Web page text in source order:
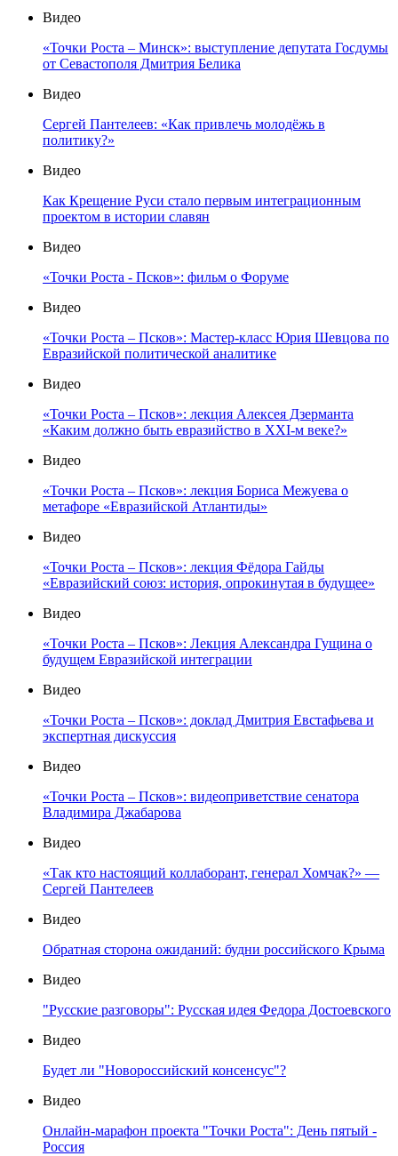
Видео
«Точки Роста – Минск»: выступление депутата Госдумы
от Севастополя Дмитрия Белика
Видео
Сергей Пантелеев: «Как привлечь молодёжь в
политику?»
Видео
Как Крещение Руси стало первым интеграционным
проектом в истории славян
Видео
«Точки Роста - Псков»: фильм о Форуме
Видео
«Точки Роста – Псков»: Мастер-класс Юрия Шевцова по
Евразийской политической аналитике
Видео
«Точки Роста – Псков»: лекция Алексея Дзерманта
«Каким должно быть евразийство в XXI-м веке?»
Видео
«Точки Роста – Псков»: лекция Бориса Межуева о
метафоре «Евразийской Атлантиды»
Видео
«Точки Роста – Псков»: лекция Фёдора Гайды
«Евразийский союз: история, опрокинутая в будущее»
Видео
«Точки Роста – Псков»: Лекция Александра Гущина о
будущем Евразийской интеграции
Видео
«Точки Роста – Псков»: доклад Дмитрия Евстафьева и
экспертная дискуссия
Видео
«Точки Роста – Псков»: видеоприветствие сенатора
Владимира Джабарова
Видео
«Так кто настоящий коллаборант, генерал Хомчак?» —
Сергей Пантелеев
Видео
Обратная сторона ожиданий: будни российского Крыма
Видео
"Русские разговоры": Русская идея Федора Достоевского
Видео
Будет ли "Новороссийский консенсус"?
Видео
Онлайн-марафон проекта "Точки Роста": День пятый -
Россия